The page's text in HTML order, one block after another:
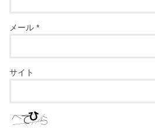
メール*
サイト